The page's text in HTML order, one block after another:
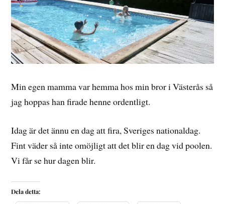
Min egen mamma var hemma hos min bror i Västerås så
jag hoppas han firade henne ordentligt.
Idag är det ännu en dag att fira, Sveriges nationaldag.
Fint väder så inte omöjligt att det blir en dag vid poolen.
Vi får se hur dagen blir.
Dela detta: